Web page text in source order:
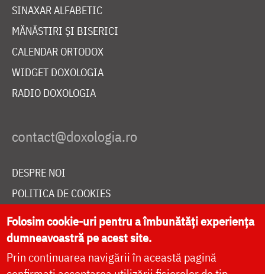
SINAXAR ALFABETIC
MĂNĂSTIRI ȘI BISERICI
CALENDAR ORTODOX
WIDGET DOXOLOGIA
RADIO DOXOLOGIA
DESPRE NOI
POLITICA DE COOKIES
DONEAZĂ ONLINE PENTRU CATEDRALA NAȚIONALĂ
LIVE
Folosim cookie-uri pentru a îmbunătăți experiența
dumneavoastră pe acest site.
Prin continuarea navigării în această pagină